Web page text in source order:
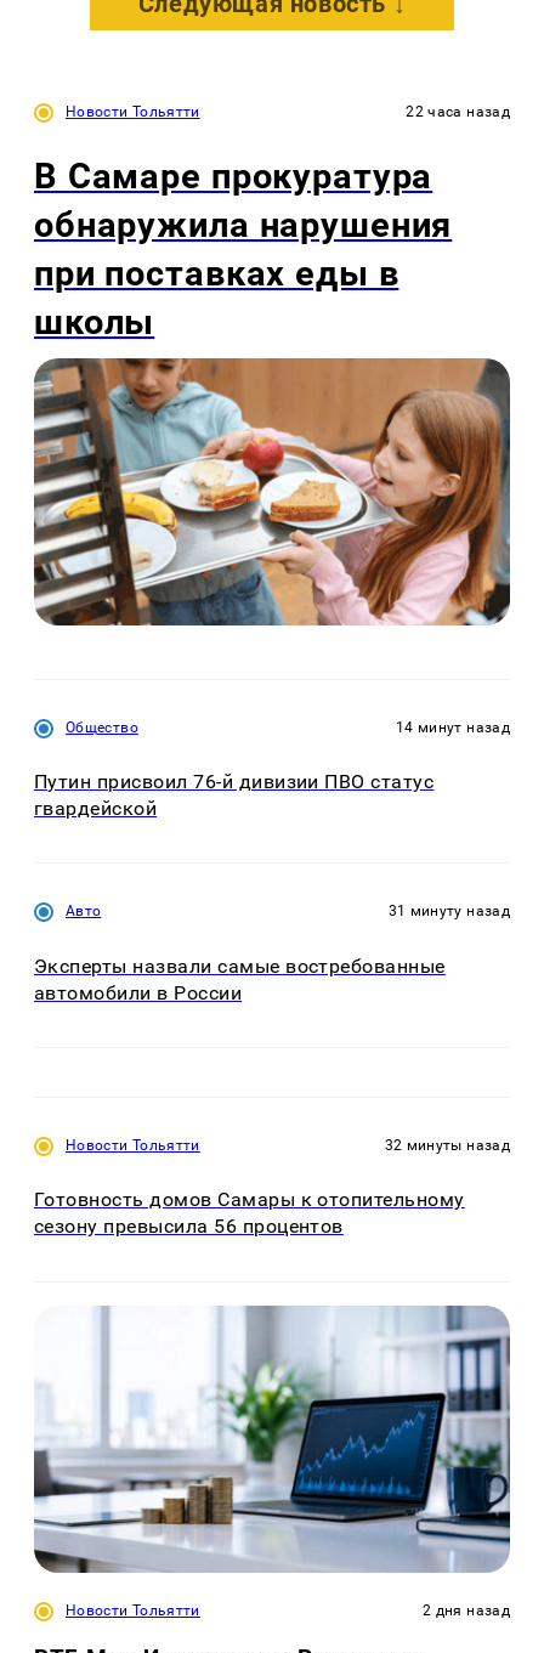
Новости Тольятти 22 часа назад
В Самаре прокуратура
обнаружила нарушения
при поставках еды в
школы
Общество 14 минут назад
Путин присвоил 76-й дивизии ПВО статус
гвардейской
Авто 31 минуту назад
Эксперты назвали самые востребованные
автомобили в России
Новости Тольятти 32 минуты назад
Готовность домов Самары к отопительному
сезону превысила 56 процентов
Новости Тольятти 2 дня назад